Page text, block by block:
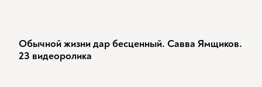
Обычной жизни дар бесценный. Савва Ямщиков.
23 видеоролика